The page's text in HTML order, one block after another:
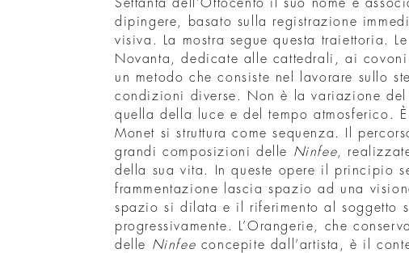
Settanta dell’Ottocento il suo nome è
dipingere, basato sulla registrazione
visiva. La mostra segue questa traiettoria.
Novanta, dedicate alle cattedrali, ai
un metodo che consiste nel lavorare sullo
condizioni diverse. Non è la variazione del
quella della luce e del tempo atmosferico.
Monet si struttura come sequenza. Il
grandi composizioni delle Ninfee,
della sua vita. In queste opere il principio
frammentazione lascia spazio ad una
spazio si dilata e il riferimento al soggetto
progressivamente. L’Orangerie, che
delle Ninfee concepite dall’artista, è il